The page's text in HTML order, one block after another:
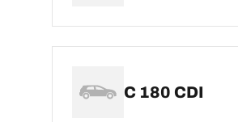
C 180 CDI